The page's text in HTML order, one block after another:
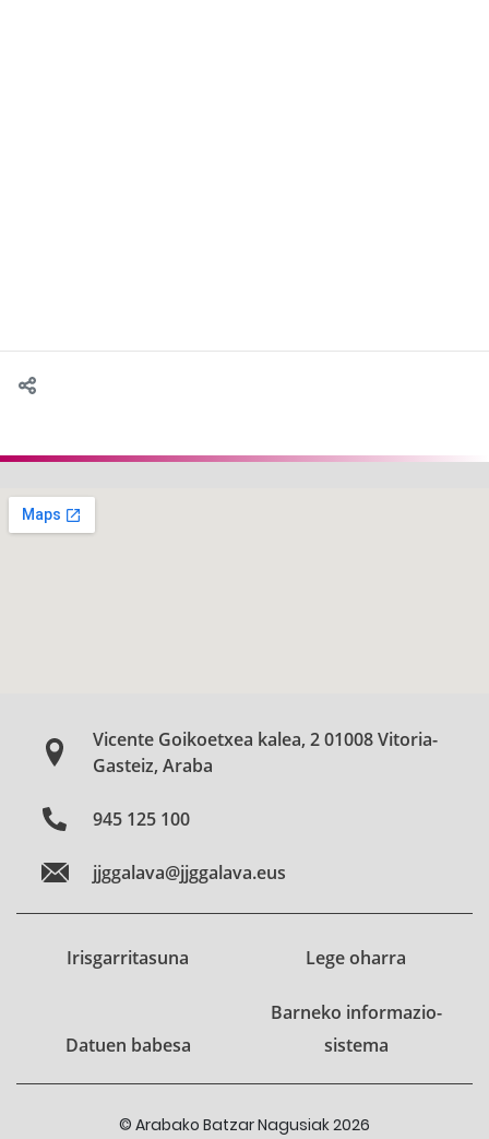
Vicente Goikoetxea kalea, 2 01008 Vitoria-
Gasteiz, Araba
945 125 100
jjggalava@jjggalava.eus
Irisgarritasuna Lege oharra
Datuen babesa
Barneko informazio-
sistema
© Arabako Batzar Nagusiak 2026